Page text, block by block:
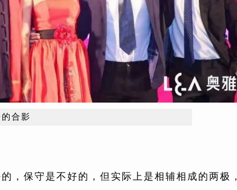
合影
，保守是不好的，但实际上是相辅相成的两极，